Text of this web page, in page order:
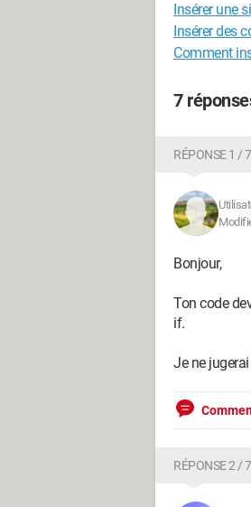
      if (isset($_POST['OK'])){
        $bdd=new PDO("mysql:host=127.0.0.1;dbname=mybdd;charset=utf8", "root",
         $requete->execute(array($_POST['titre'], $_POST['article'],
      }
?>
</html>
Configuration:
Insérer une
Insérer des
Comment
7
RÉPONSE 1 / 7
Bonjour,
Ton code
if.
Je ne
RÉPONSE 2 / 7